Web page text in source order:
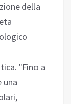
della
"Fino a
una